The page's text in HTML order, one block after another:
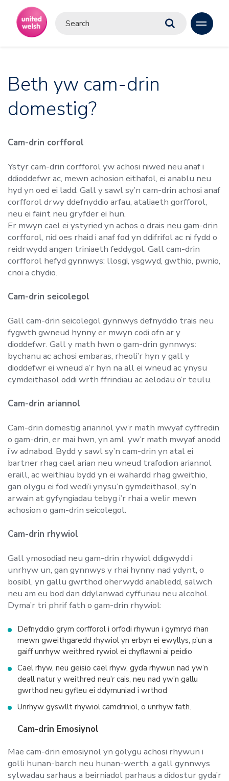
Beth yw cam-drin
domestig?
Cam-drin corfforol
Ystyr cam-drin corfforol yw achosi niwed neu anaf i
ddioddefwr ac, mewn achosion eithafol, ei anablu neu
hyd yn oed ei ladd. Gall y sawl sy’n cam-drin achosi anaf
corfforol drwy ddefnyddio arfau, ataliaeth gorfforol,
neu ei faint neu gryfder ei hun.
Er mwyn cael ei ystyried yn achos o drais neu gam-drin
corfforol, nid oes rhaid i anaf fod yn ddifrifol ac ni fydd o
reidrwydd angen triniaeth feddygol. Gall cam-drin
corfforol hefyd gynnwys: llosgi, ysgwyd, gwthio, pwnio,
cnoi a chydio.
Cam-drin seicolegol
Gall cam-drin seicolegol gynnwys defnyddio trais neu
fygwth gwneud hynny er mwyn codi ofn ar y
dioddefwr. Gall y math hwn o gam-drin gynnwys:
bychanu ac achosi embaras, rheoli’r hyn y gall y
dioddefwr ei wneud a’r hyn na all ei wneud ac ynysu
cymdeithasol oddi wrth ffrindiau ac aelodau o’r teulu.
Cam-drin ariannol
Cam-drin domestig ariannol yw’r math mwyaf cyffredin
o gam-drin, er mai hwn, yn aml, yw’r math mwyaf anodd
i’w adnabod. Bydd y sawl sy’n cam-drin yn atal ei
bartner rhag cael arian neu wneud trafodion ariannol
eraill, ac weithiau bydd yn ei wahardd rhag gweithio,
gan olygu ei fod wedi’i ynysu’n gymdeithasol, sy’n
arwain at gyfyngiadau tebyg i’r rhai a welir mewn
achosion o gam-drin seicolegol.
Cam-drin rhywiol
Gall ymosodiad neu gam-drin rhywiol ddigwydd i
unrhyw un, gan gynnwys y rhai hynny nad ydynt, o
bosibl, yn gallu gwrthod oherwydd anabledd, salwch
neu am eu bod dan ddylanwad cyffuriau neu alcohol.
Dyma’r tri phrif fath o gam-drin rhywiol:
Defnyddio grym corfforol i orfodi rhywun i gymryd rhan
mewn gweithgaredd rhywiol yn erbyn ei ewyllys, p’un a
gaiff unrhyw weithred rywiol ei chyflawni ai peidio
Cael rhyw, neu geisio cael rhyw, gyda rhywun nad yw’n
deall natur y weithred neu’r cais, neu nad yw’n gallu
gwrthod neu gyfleu ei ddymuniad i wrthod
Unrhyw gyswllt rhywiol camdriniol, o unrhyw fath.
Cam-drin Emosiynol
Mae cam-drin emosiynol yn golygu achosi rhywun i
golli hunan-barch neu hunan-werth, a gall gynnwys
sylwadau sarhaus a beirniadol parhaus a didostur gyda’r